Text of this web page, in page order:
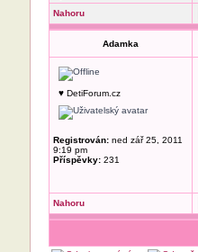
Nahoru
Adamka
♥ DetiForum.cz
Registrován:ned zář 25, 2011
9:19 pm
Příspěvky:231
Nahoru